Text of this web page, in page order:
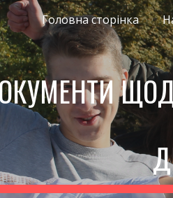
Skip to main
Головна сторінка